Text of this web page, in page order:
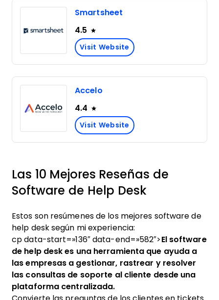
Smartsheet
4.5
Visit Website
Accelo
4.4
Visit Website
Las 10 Mejores Reseñas de
Software de Help Desk
Estos son resúmenes de los mejores software de
help desk según mi experiencia:
cp data-start=»136″ data-end=»582″> El software
de help desk es una herramienta que ayuda a
las empresas a gestionar, rastrear y resolver
las consultas de soporte al cliente desde una
plataforma centralizada.
Convierte las preguntas de los clientes en tickets